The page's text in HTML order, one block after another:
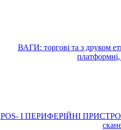
ВАГИ: торгові та з друком
платформні,
POS- І ПЕРИФЕРІЙНІ ПРИСТРОЇ: